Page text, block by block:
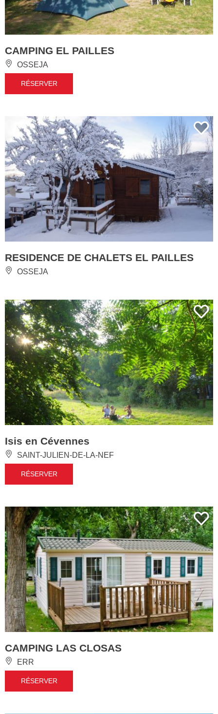
CAMPING EL PAILLES
OSSEJA
RÉSERVER
RESIDENCE DE CHALETS EL PAILLES
OSSEJA
Isis en Cévennes
SAINT-JULIEN-DE-LA-NEF
RÉSERVER
CAMPING LAS CLOSAS
ERR
RÉSERVER